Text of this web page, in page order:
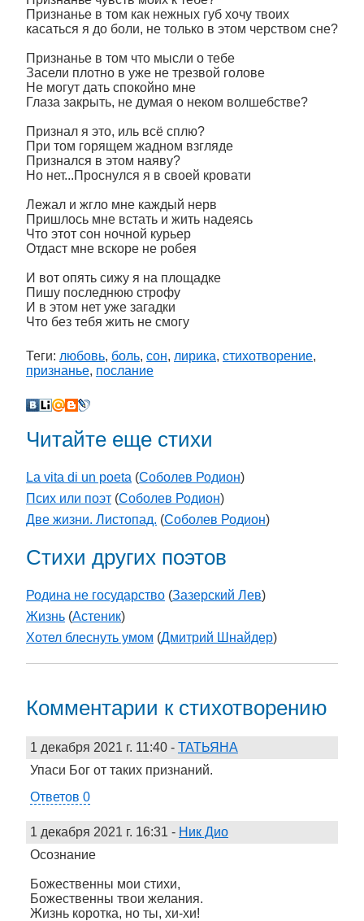
Признанье в том как нежных губ хочу твоих
касаться я до боли, не только в этом черством сне?
Признанье в том что мысли о тебе
Засели плотно в уже не трезвой голове
Не могут дать спокойно мне
Глаза закрыть, не думая о неком волшебстве?
Признал я это, иль всё сплю?
При том горящем жадном взгляде
Признался в этом наяву?
Но нет...Проснулся я в своей кровати
Лежал и жгло мне каждый нерв
Пришлось мне встать и жить надеясь
Что этот сон ночной курьер
Отдаст мне вскоре не робея
И вот опять сижу я на площадке
Пишу последнюю строфу
И в этом нет уже загадки
Что без тебя жить не смогу
Теги: любовь, боль, сон, лирика, стихотворение,
признанье, послание
Читайте еще стихи
La vita di un poeta (Соболев Родион)
Псих или поэт (Соболев Родион)
Две жизни. Листопад. (Соболев Родион)
Стихи других поэтов
Родина не государство (Зазерский Лев)
Жизнь (Астеник)
Хотел блеснуть умом (Дмитрий Шнайдер)
Комментарии к стихотворению
1 декабря 2021 г. 11:40 - ТАТЬЯНА
Упаси Бог от таких признаний.
Ответов 0
1 декабря 2021 г. 16:31 - Ник Дио
Осознание
Божественны мои стихи,
Божественны твои желания.
Жизнь коротка, но ты, хи-хи!